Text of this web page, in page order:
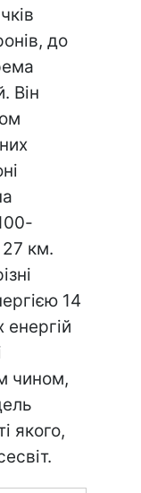
до
Він
27 км.
14
енергій
чином,
якого,